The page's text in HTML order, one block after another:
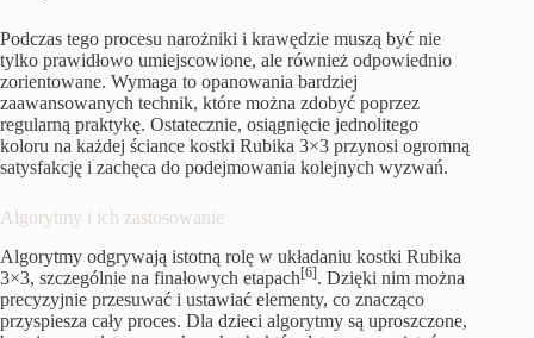
Podczas tego procesu narożniki i krawędzie muszą być nie
tylko prawidłowo umiejscowione, ale również odpowiednio
zorientowane. Wymaga to opanowania bardziej
zaawansowanych technik, które można zdobyć poprzez
regularną praktykę. Ostatecznie, osiągnięcie jednolitego
koloru na każdej ściance kostki Rubika 3×3 przynosi ogromną
satysfakcję i zachęca do podejmowania kolejnych wyzwań.
Algorytmy i ich zastosowanie
Algorytmy odgrywają istotną rolę w układaniu kostki Rubika
3×3, szczególnie na finałowych etapach[6]. Dzięki nim można
precyzyjnie przesuwać i ustawiać elementy, co znacząco
przyspiesza cały proces. Dla dzieci algorytmy są uproszczone,